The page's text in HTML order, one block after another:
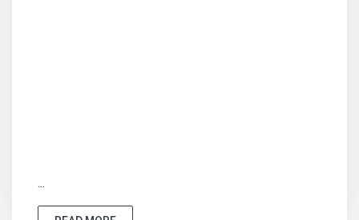
...